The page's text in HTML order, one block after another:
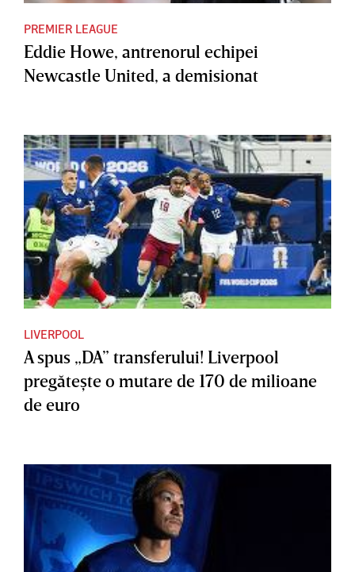
PREMIER LEAGUE
Eddie Howe, antrenorul echipei
Newcastle United, a demisionat
LIVERPOOL
A spus „DA” transferului! Liverpool
pregăteşte o mutare de 170 de milioane
de euro